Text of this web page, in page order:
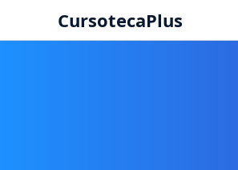
CursotecaPlus